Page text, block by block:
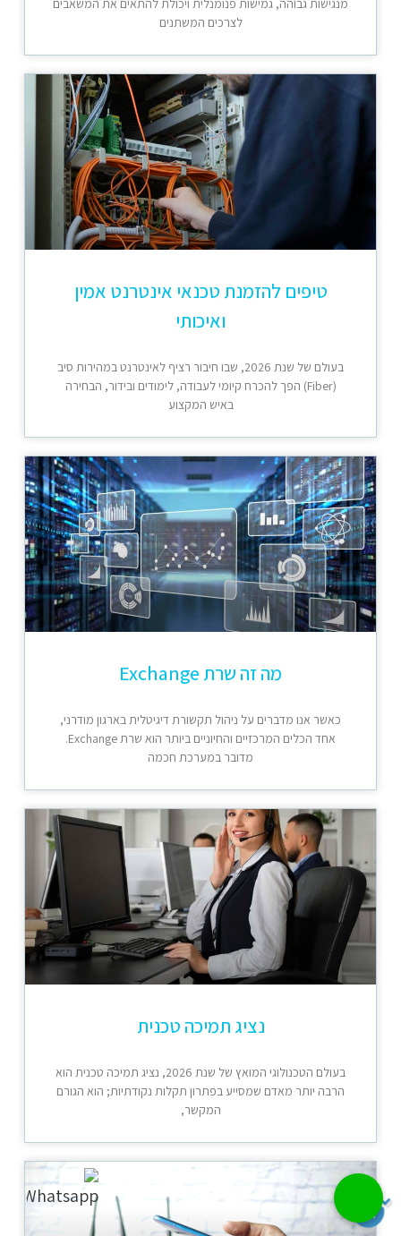
מנגישות גבוהה, גמישות פנומנלית ויכולת להתאים את המשאבים
לצרכים המשתנים
טיפים להזמנת טכנאי אינטרנט אמין
ואיכותי
בעולם של שנת 2026, שבו חיבור רציף לאינטרנט במהירות סיב
(Fiber) הפך להכרח קיומי לעבודה, לימודים ובידור, הבחירה
באיש המקצוע
מה זה שרת Exchange
כאשר אנו מדברים על ניהול תקשורת דיגיטלית בארגון מודרני,
אחד הכלים המרכזיים והחיוניים ביותר הוא שרת Exchange.
מדובר במערכת חכמה
נציג תמיכה טכנית
בעולם הטכנולוגי המואץ של שנת 2026, נציג תמיכה טכנית הוא
הרבה יותר מאדם שמסייע בפתרון תקלות נקודתיות; הוא הגורם
המקשר,